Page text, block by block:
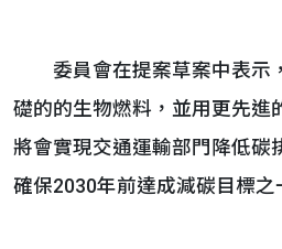
委員會在提案草案中表示
礎的的生物燃料，並用更先進
將會實現交通運輸部門降低碳
確保2030年前達成減碳目標之